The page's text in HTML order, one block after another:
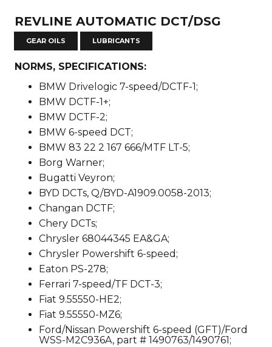
REVLINE AUTOMATIC DCT/DSG
GEAR OILS LUBRICANTS
NORMS, SPECIFICATIONS:
BMW Drivelogic 7-speed/DCTF-1;
BMW DCTF-1+;
BMW DCTF-2;
BMW 6-speed DCT;
BMW 83 22 2 167 666/MTF LT-5;
Borg Warner;
Bugatti Veyron;
BYD DCTs, Q/BYD-A1909.0058-2013;
Changan DCTF;
Chery DCTs;
Chrysler 68044345 EA&GA;
Chrysler Powershift 6-speed;
Eaton PS-278;
Ferrari 7-speed/TF DCT-3;
Fiat 9.55550-HE2;
Fiat 9.55550-MZ6;
Ford/Nissan Powershift 6-speed (GFT)/Ford
WSS-M2C936A, part # 1490763/1490761;